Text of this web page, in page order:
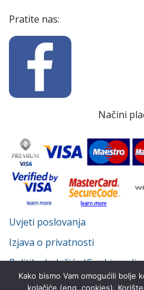
Pratite nas:
Načini
Uvjeti poslovanja
Izjava o privatnosti
Politika kolačića (Cookie
Kako bismo Vam omogućili bolje
kolačiće (eng. cookies).